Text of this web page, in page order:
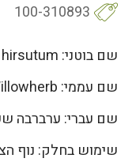
100-310893
שם בוטני: Epilobium hirsutum
שם עממי: Great Willowherb, Hairy Willowherb
שם עברי: ערברבה
שימוש בחלק: נוף